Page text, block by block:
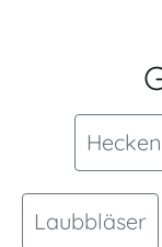
Laubbläser